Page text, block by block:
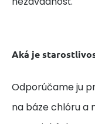
Aká je
Odporúčame ju
na báze chlóru a